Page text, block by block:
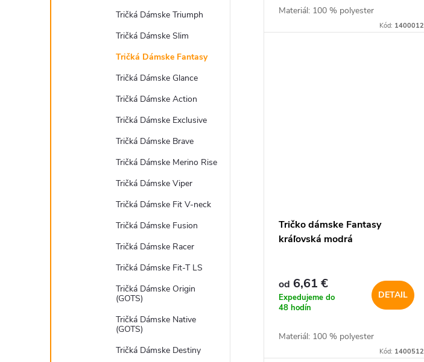
Tričká Dámske Triumph
Tričká Dámske Slim
Tričká Dámske Fantasy
Tričká Dámske Glance
Tričká Dámske Action
Tričká Dámske Exclusive
Tričká Dámske Brave
Tričká Dámske Merino Rise
Tričká Dámske Viper
Tričká Dámske Fit V-neck
Tričká Dámske Fusion
Tričká Dámske Racer
Tričká Dámske Fit-T LS
Tričká Dámske Origin
(GOTS)
Tričká Dámske Native
(GOTS)
Tričká Dámske Destiny
t
Materiál: 100 % polyester
Kód: 1400012
Tričko dámske Fantasy
kráľovská modrá
od 6,61 €
Expedujeme do
48 hodín
DETAIL
Materiál: 100 % polyester
Kód: 1400512